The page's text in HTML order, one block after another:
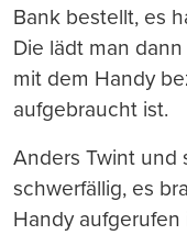
Bank bestellt, es
Die lädt man
mit dem Handy
aufgebraucht ist.
Anders Twint und
schwerfällig, es
Handy aufgerufen